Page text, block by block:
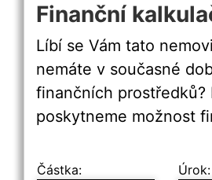
Finanční
Líbí se Vám tato
nemáte v současné
finančních prostředků?
poskytneme možnost
Částka:
Úrok: